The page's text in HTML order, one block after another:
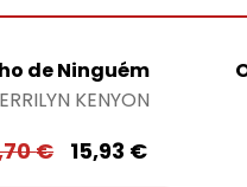
de Ninguém
KENYON
€ 15,93 €